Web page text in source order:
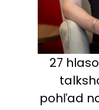
27
pohľad